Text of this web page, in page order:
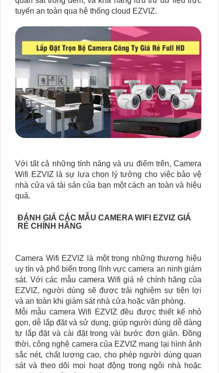
tuyến an toàn qua hệ thống cloud EZVIZ.
Với tất cả những tính năng và ưu điểm trên, Camera
Wifi EZVIZ là sự lựa chọn lý tưởng cho việc bảo vệ
nhà cửa và tài sản của bạn một cách an toàn và hiệu
quả.
ĐÁNH GIÁ CÁC MẪU CAMERA WIFI EZVIZ GIÁ
RẺ CHÍNH HÃNG
Camera Wifi EZVIZ là một trong những thương hiệu
uy tín và phổ biến trong lĩnh vực camera an ninh giám
sát. Với các mẫu camera Wifi giá rẻ chính hãng của
EZVIZ, người dùng sẽ được trải nghiệm sự tiện lợi
và an toàn khi giám sát nhà cửa hoặc văn phòng.
Mỗi mẫu camera Wifi EZVIZ đều được thiết kế nhỏ
gọn, dễ lắp đặt và sử dụng, giúp người dùng dễ dàng
tự lắp đặt và cài đặt trong vài bước đơn giản. Đồng
thời, công nghệ camera của EZVIZ mang lại hình ảnh
sắc nét, chất lượng cao, cho phép người dùng quan
sát và theo dõi mọi hoạt động trong ngôi nhà hoặc